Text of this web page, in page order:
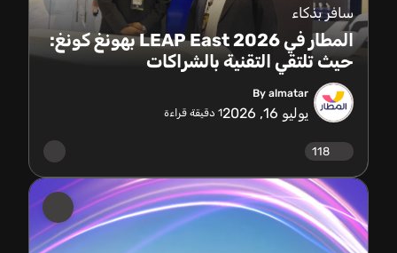
سافر بذكاء
المطار في LEAP East 2026 بهونغ كونغ:
حيث تلتقي التقنية بالشراكات
By almatar
يوليو 16, 2026 1 دقيقة قراءة
118